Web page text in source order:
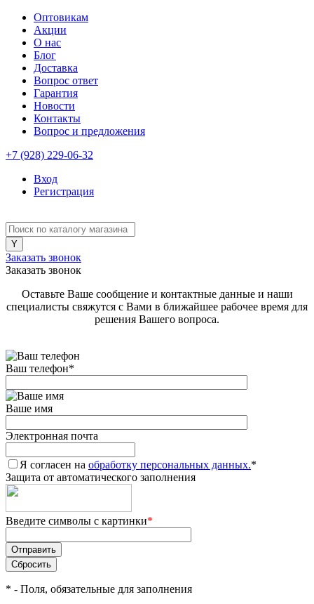
Оптовикам
Акции
О нас
Блог
Доставка
Вопрос ответ
Гарантия
Новости
Контакты
Вопрос и предложения
+7 (928) 229-06-32
Вход
Регистрация
Заказать звонок
Заказать звонок
Оставьте Ваше сообщение и контактные данные и наши
специалисты свяжутся с Вами в ближайшее рабочее время для
решения Вашего вопроса.
Ваш телефон*
Ваше имя
Электронная почта
Я согласен на обработку персональных данных.*
Защита от автоматического заполнения
Введите символы с картинки*
* - Поля, обязательные для заполнения